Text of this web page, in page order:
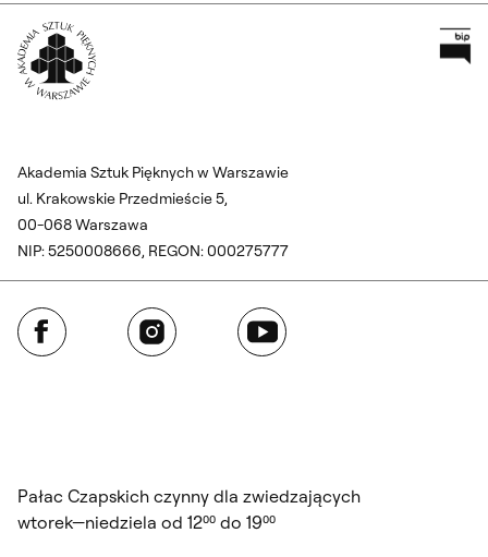
Akademia Sztuk Pięknych w Warszawie
ul. Krakowskie Przedmieście 5,
00-068 Warszawa
NIP: 5250008666, REGON: 000275777
Facebook Instagram YouTube
Pałac Czapskich czynny dla zwiedzających
wtorek—niedziela od 12⁰⁰ do 19⁰⁰